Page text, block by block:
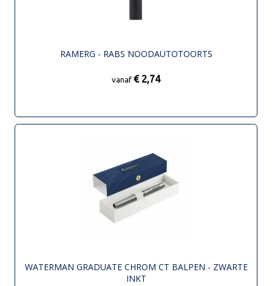
RAMERG - RABS NOODAUTOTOORTS
vanaf € 2,74
WATERMAN GRADUATE CHROM CT BALPEN - ZWARTE
INKT